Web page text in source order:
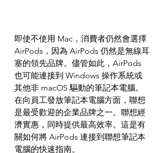
即使不使用 Mac，消費者仍然會選擇
AirPods，因為 AirPods 仍然是無線耳
塞的領先品牌。儘管如此，AirPods
也可能連接到 Windows 操作系統或
其他非 macOS 驅動的筆記本電腦。
在向員工發放筆記本電腦方面，聯想
是最受歡迎的企業品牌之一。聯想經
濟實惠，同時提供最高效率。這是有
關如何將 AirPods 連接到聯想筆記本
電腦的快速指南。